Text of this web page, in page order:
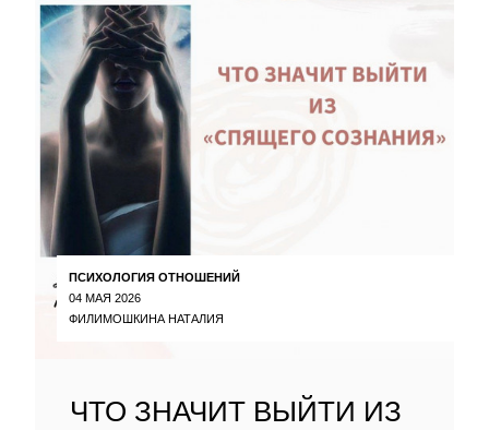
ПСИХОЛОГИЯ ОТНОШЕНИЙ
04 МАЯ 2026
ФИЛИМОШКИНА НАТАЛИЯ
ЧТО ЗНАЧИТ ВЫЙТИ ИЗ